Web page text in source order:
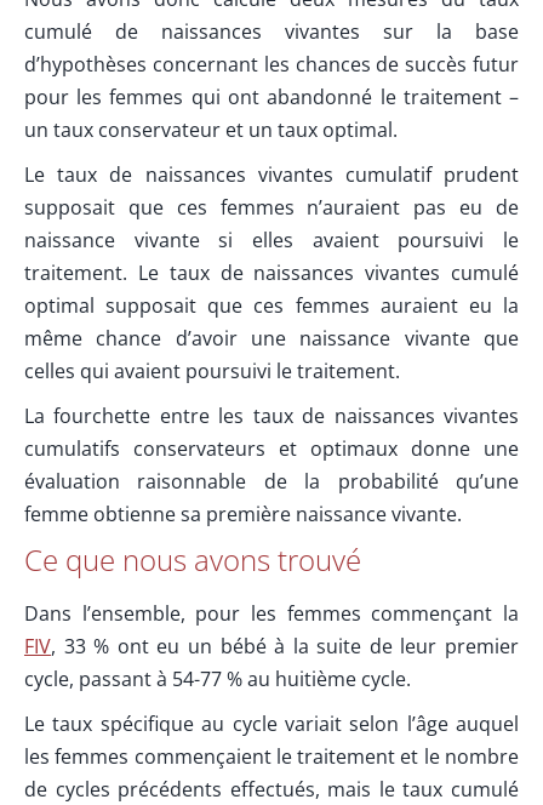
cumulé de naissances vivantes sur la base
d’hypothèses concernant les chances de succès futur
pour les femmes qui ont abandonné le traitement –
un taux conservateur et un taux optimal.
Le taux de naissances vivantes cumulatif prudent
supposait que ces femmes n’auraient pas eu de
naissance vivante si elles avaient poursuivi le
traitement. Le taux de naissances vivantes cumulé
optimal supposait que ces femmes auraient eu la
même chance d’avoir une naissance vivante que
celles qui avaient poursuivi le traitement.
La fourchette entre les taux de naissances vivantes
cumulatifs conservateurs et optimaux donne une
évaluation raisonnable de la probabilité qu’une
femme obtienne sa première naissance vivante.
Ce que nous avons trouvé
Dans l’ensemble, pour les femmes commençant la
FIV, 33 % ont eu un bébé à la suite de leur premier
cycle, passant à 54-77 % au huitième cycle.
Le taux spécifique au cycle variait selon l’âge auquel
les femmes commençaient le traitement et le nombre
de cycles précédents effectués, mais le taux cumulé